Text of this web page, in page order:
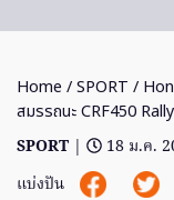
Home /SPORT /
สมรรถนะ CRF450
SPORT |
18 ม.ค.
แบ่งปัน